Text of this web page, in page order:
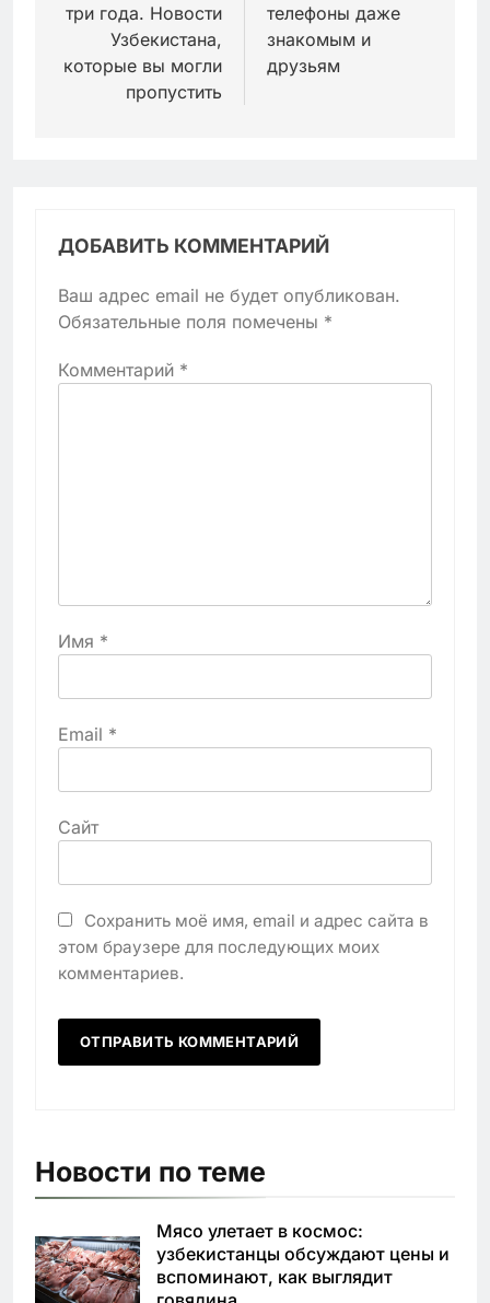
три года. Новости
Узбекистана,
которые вы могли
пропустить
телефоны даже
знакомым и
друзьям
ДОБАВИТЬ КОММЕНТАРИЙ
Ваш адрес email не будет опубликован.
Обязательные поля помечены *
Комментарий *
Имя *
Email *
Сайт
Сохранить моё имя, email и адрес сайта в
этом браузере для последующих моих
комментариев.
Новости по теме
Мясо улетает в космос:
узбекистанцы обсуждают цены и
вспоминают, как выглядит